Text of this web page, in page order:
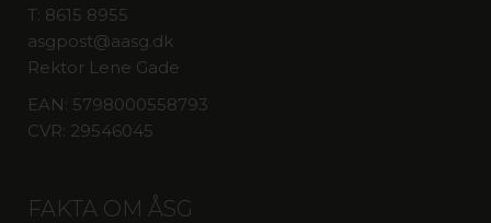
T: 8615 8955
asgpost@aasg.dk
Rektor Lene Gade
EAN: 5798000558793
CVR: 29546045
FAKTA OM ÅSG